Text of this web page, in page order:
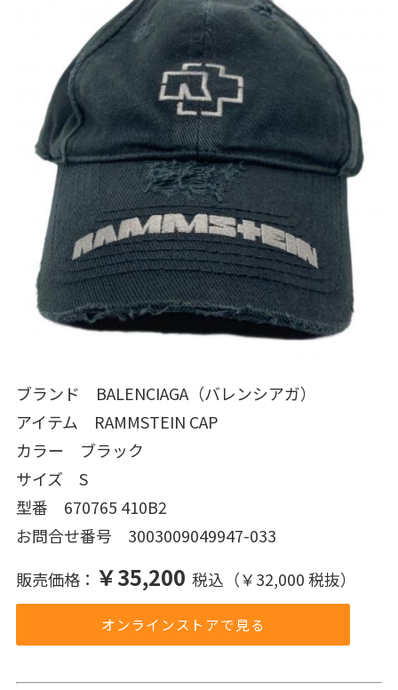
ブランド BALENCIAGA（バレンシアガ）
アイテム RAMMSTEIN CAP
カラー ブラック
サイズ S
型番 670765 410B2
お問合せ番号 3003009049947-033
販売価格： ￥35,200 税込（￥32,000 税抜）
オンラインストアで見る